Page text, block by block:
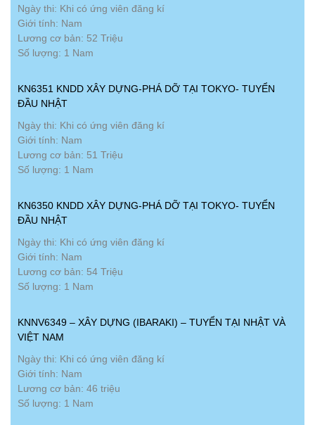
Ngày thi: Khi có ứng viên đăng kí
Giới tính: Nam
Lương cơ bản: 52 Triệu
Số lượng: 1 Nam
KN6351 KNDD XÂY DỰNG-PHÁ DỠ TẠI TOKYO- TUYỂN
ĐẦU NHẬT
Ngày thi: Khi có ứng viên đăng kí
Giới tính: Nam
Lương cơ bản: 51 Triệu
Số lượng: 1 Nam
KN6350 KNDD XÂY DỰNG-PHÁ DỠ TẠI TOKYO- TUYỂN
ĐẦU NHẬT
Ngày thi: Khi có ứng viên đăng kí
Giới tính: Nam
Lương cơ bản: 54 Triệu
Số lượng: 1 Nam
KNNV6349 – XÂY DỰNG (IBARAKI) – TUYỂN TẠI NHẬT VÀ
VIỆT NAM
Ngày thi: Khi có ứng viên đăng kí
Giới tính: Nam
Lương cơ bản: 46 triệu
Số lượng: 1 Nam